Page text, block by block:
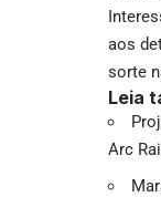
aos
sorte
Leia
Arc